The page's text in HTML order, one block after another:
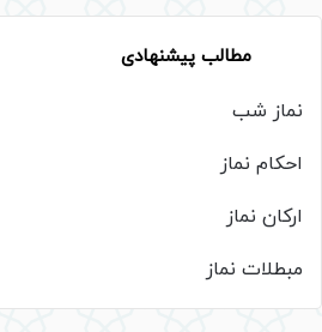
مطالب پیشنهادی
نماز شب
احکام نماز
ارکان نماز
مبطلات نماز